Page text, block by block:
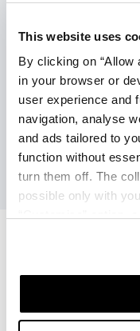
This website uses
By clicking on “Allow
in your browser or
user experience and
navigation, analyse
and ads tailored to
function without
turn them off. The
possible only with
which purposes we
manage your
(hochsaison):
min.
Schiff
Apartments Bellevue